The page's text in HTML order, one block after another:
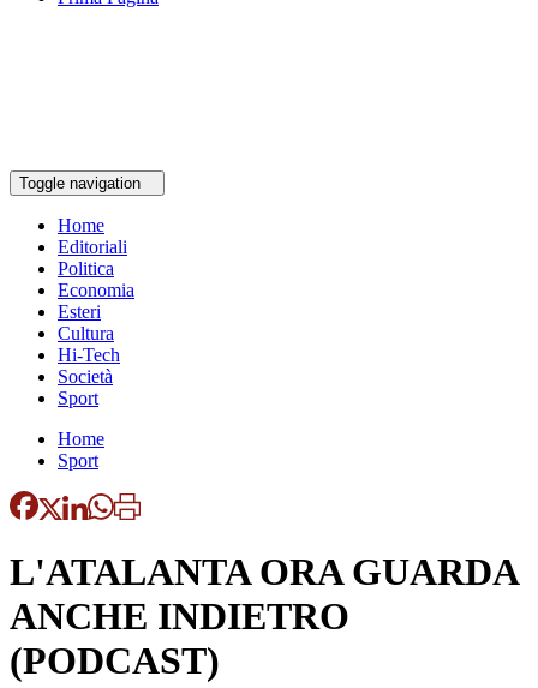
Toggle navigation
Home
Editoriali
Politica
Economia
Esteri
Cultura
Hi-Tech
Società
Sport
Home
Sport
L'ATALANTA ORA GUARDA
ANCHE INDIETRO
(PODCAST)